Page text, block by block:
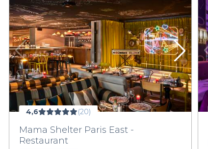
4,6 (20)
Mama Shelter Paris East -
Restaurant